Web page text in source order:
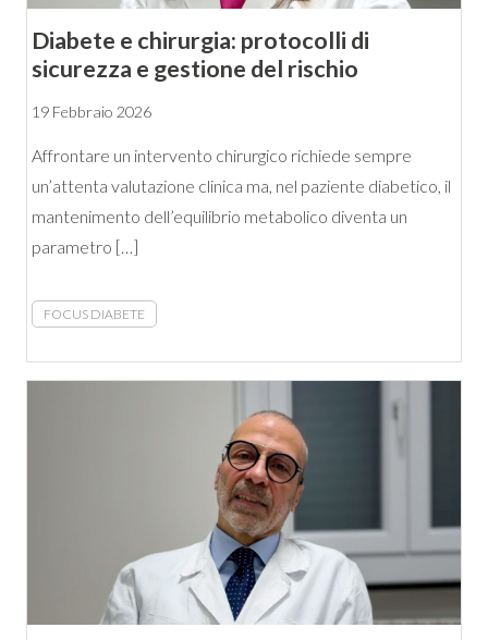
Diabete e chirurgia: protocolli di
sicurezza e gestione del rischio
19 Febbraio 2026
Affrontare un intervento chirurgico richiede sempre
un’attenta valutazione clinica ma, nel paziente diabetico, il
mantenimento dell’equilibrio metabolico diventa un
parametro […]
FOCUS DIABETE